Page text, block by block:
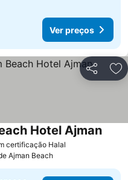
Ver preços
Partilhar
certificação Halal
Hotel Ajman
Ajman Beach